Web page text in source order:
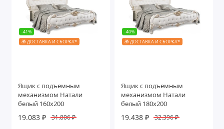
-41%
🎁 ДОСТАВКА И СБОРКА*
Ящик с подъемным
механизмом Натали
белый 160х200
19.083 ₽ 31.806 ₽
-40%
🎁 ДОСТАВКА И СБОРКА*
Ящик с подъемным
механизмом Натали
белый 180х200
19.438 ₽ 32.396 ₽